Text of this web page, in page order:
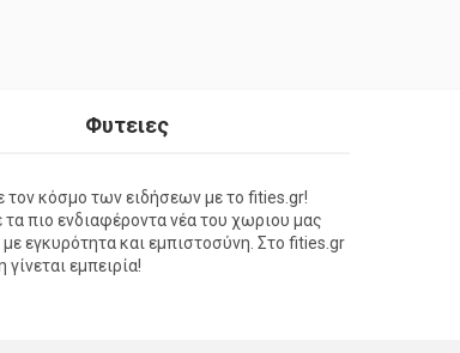
Φυτειες
τον κόσμο των ειδήσεων με το fities.gr!
πιο ενδιαφέροντα νέα του χωριου μας
με εγκυρότητα και εμπιστοσύνη. Στο fities.gr
εμπειρία!